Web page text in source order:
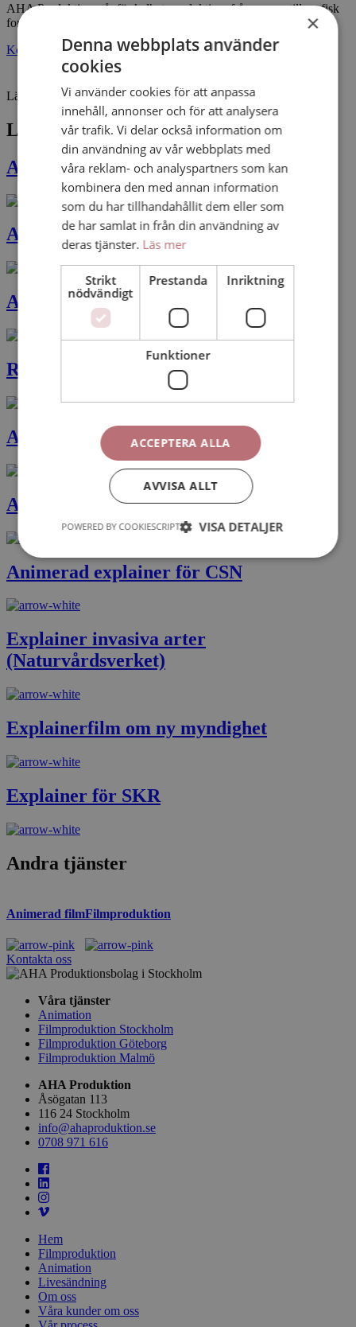
AHA Produktion står för helhetsproduktion, från manus till grafisk
form, animationer och leverans. Tack Lipus!
Kontakta oss
Läs mer om: Explainer Video
Liknande projekt
Animerad utbildningsfilm
Animerad film Läkemedelsförsäkringen
Animerad film Läkarförbundet
Reportagefilm Läkarförbundet
Animerad film för SKR
Animerad film för Naturvårdsverket
Animerad explainer för CSN
Explainer invasiva arter
(Naturvårdsverket)
Explainerfilm om ny myndighet
Explainer för SKR
Andra tjänster
Animerad filmFilmproduktion
Kontakta oss
Våra tjänster
Animation
Filmproduktion Stockholm
Filmproduktion Göteborg
Filmproduktion Malmö
AHA Produktion
Åsögatan 113
116 24 Stockholm
info@ahaproduktion.se
0708 971 616
Hem
Filmproduktion
Animation
Livesändning
Om oss
Våra kunder om oss
×
Denna webbplats använder
cookies
Vi använder cookies för att anpassa
innehåll, annonser och för att analysera
vår trafik. Vi delar också information om
din användning av vår webbplats med
våra reklam- och analyspartners som kan
kombinera den med annan information
som du har tillhandahållit dem eller som
de har samlat in från din användning av
deras tjänster. Läs mer
Strikt
nödvändigt
Prestanda Inriktning
Funktioner
ACCEPTERA ALLA
AVVISA ALLT
VISA DETALJER
POWERED BY COOKIESCRIPT